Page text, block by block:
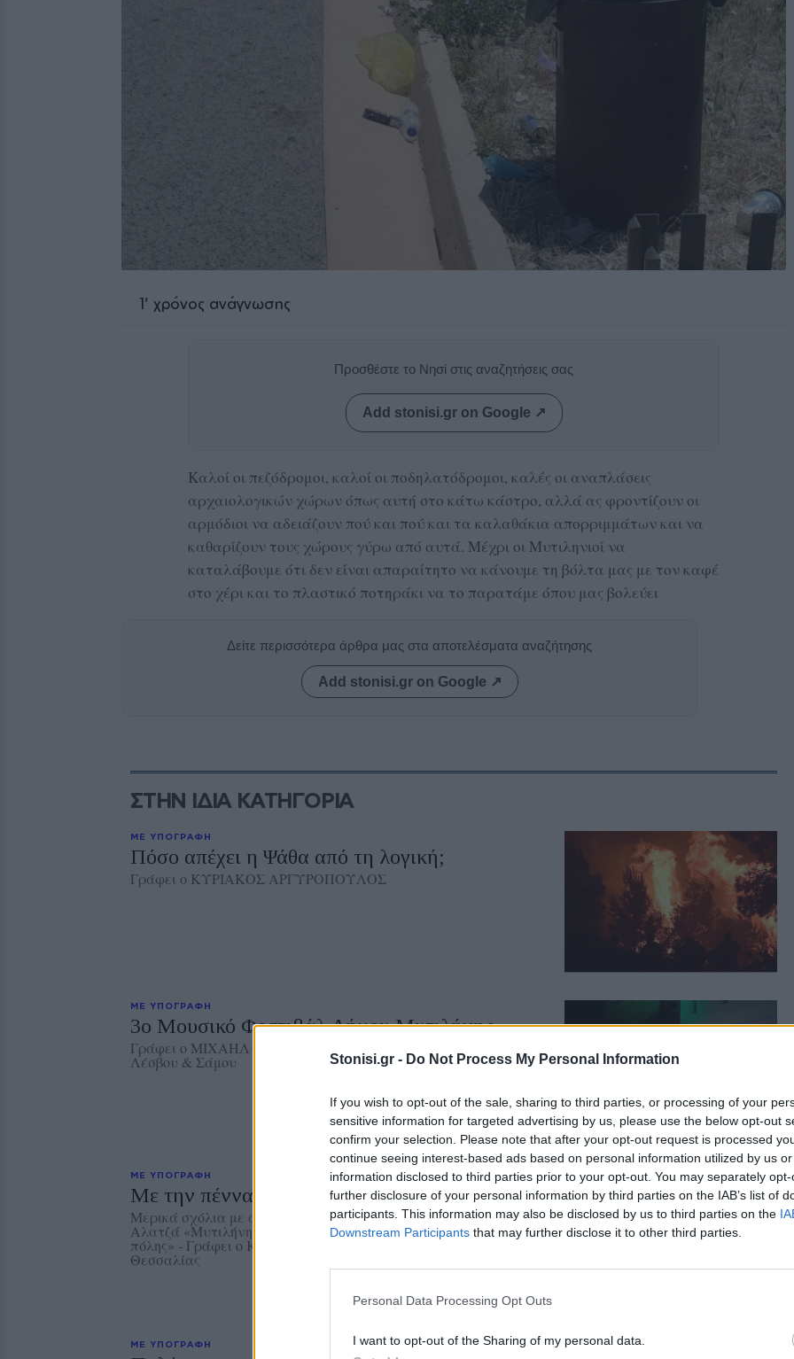
Stonisi.gr - Do Not Process My Personal Information
If you wish to opt-out of the sale, sharing to third parties, or processing of your
sensitive information for targeted advertising by us, please use the below opt-out
confirm your selection. Please note that after your opt-out request is processed
continue seeing interest-based ads based on personal information utilized by us
information disclosed to third parties prior to your opt-out. You may separately
further disclosure of your personal information by third parties on the IAB’s list of
participants. This information may also be disclosed by us to third parties on the
Downstream Participants that may further disclose it to other third parties.
Personal Data Processing Opt Outs
I want to opt-out of the Sharing of my personal data.
1' χρόνος ανάγνωσης
Προσθέστε το Νησί στις αναζητήσεις σας
Add stonisi.gr on Google ↗
Καλοί οι πεζόδρομοι, καλοί οι ποδηλατόδρομοι, καλές οι αναπλάσεις
αρχαιολογικών χώρων όπως αυτή στο κάτω κάστρο, αλλά ας φροντίζουν οι
αρμόδιοι να αδειάζουν πού και πού και τα καλαθάκια απορριμμάτων και να
καθαρίζουν τους χώρους γύρω από αυτά. Μέχρι οι Μυτιληνιοί να
καταλάβουμε ότι δεν είναι απαραίτητο να κάνουμε τη βόλτα μας με τον καφέ
στο χέρι και το πλαστικό ποτηράκι να το παρατάμε όπου μας βολεύει
Δείτε περισσότερα άρθρα μας στα αποτελέσματα αναζήτησης
Add stonisi.gr on Google ↗
ΣΤΗΝ ΙΔΙΑ ΚΑΤΗΓΟΡΙΑ
ΜΕ ΥΠΟΓΡΑΦΗ
Πόσο απέχει η Ψάθα από τη λογική;
Γράφει ο ΚΥΡΙΑΚΟΣ ΑΡΓΥΡΟΠΟΥΛΟΣ
ΜΕ ΥΠΟΓΡΑΦΗ
3ο Μουσικό Φεστιβάλ Δήμου Μυτιλήνης
Γράφει ο ΜΙΧΑΗΛ ΚΑΠΙΩΤΑΣ, πρώην Δντης Β/θμιας Εκπ/σης
Λέσβου & Σάμου
ΜΕ ΥΠΟΓΡΑΦΗ
Με την πέννα της ψυχής και της μνήμης
Μερικά σχόλια με αφορμή το βιβλίο της Βάσω Καραπιπέρη-
Αλατζά «Μυτιλήνη-Συνοικισμός: Μεγαλώνοντας στην άκρη της
πόλης» - Γράφει ο ΚΩΣΤΑΣ ΜΑΓΟΣ, καθηγητής Πανεπιστημίου
Θεσσαλίας
ΜΕ ΥΠΟΓΡΑΦΗ